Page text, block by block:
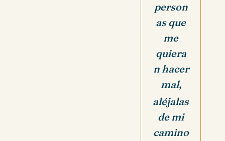
person
as que
me
quiera
n hacer
mal,
aléjalas
de mi
camino